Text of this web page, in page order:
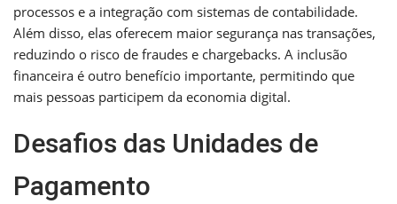
processos e a integração com sistemas de contabilidade.
Além disso, elas oferecem maior segurança nas transações,
reduzindo o risco de fraudes e chargebacks. A inclusão
financeira é outro benefício importante, permitindo que
mais pessoas participem da economia digital.
Desafios das Unidades de
Pagamento